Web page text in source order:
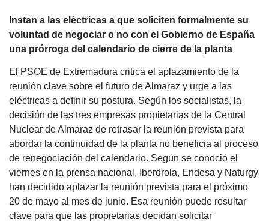
Instan a las eléctricas a que soliciten formalmente su
voluntad de negociar o no con el Gobierno de España
una prórroga del calendario de cierre de la planta
El PSOE de Extremadura critica el aplazamiento de la
reunión clave sobre el futuro de Almaraz y urge a las
eléctricas a definir su postura. Según los socialistas, la
decisión de las tres empresas propietarias de la Central
Nuclear de Almaraz de retrasar la reunión prevista para
abordar la continuidad de la planta no beneficia al proceso
de renegociación del calendario. Según se conoció el
viernes en la prensa nacional, Iberdrola, Endesa y Naturgy
han decidido aplazar la reunión prevista para el próximo
20 de mayo al mes de junio. Esa reunión puede resultar
clave para que las propietarias decidan solicitar